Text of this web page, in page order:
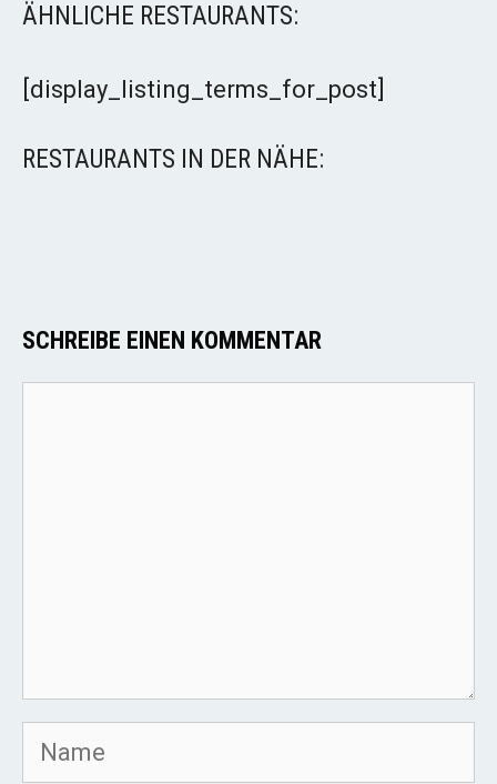
ÄHNLICHE RESTAURANTS:
[display_listing_terms_for_post]
RESTAURANTS IN DER NÄHE:
SCHREIBE EINEN KOMMENTAR
Name